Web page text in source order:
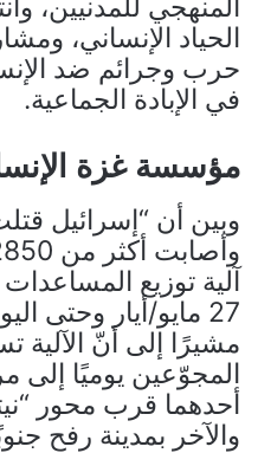
المنهجي للمدنيين،
الحياد الإنساني،
حرب وجرائم ضد
في الإبادة الجماعية.
مؤسسة غزة
آلية توزيع
مشيرًا إلى أنّ الآلية
المجوّعين يوميًا إلى
أحدهما قرب محور
والآخر بمدينة رفح